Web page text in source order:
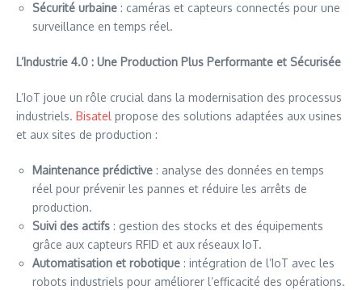
Sécurité urbaine : caméras et capteurs connectés pour une
surveillance en temps réel.
L’Industrie 4.0 : Une Production Plus Performante et Sécurisée
L’IoT joue un rôle crucial dans la modernisation des processus
industriels. Bisatel propose des solutions adaptées aux usines
et aux sites de production :
Maintenance prédictive : analyse des données en temps
réel pour prévenir les pannes et réduire les arrêts de
production.
Suivi des actifs : gestion des stocks et des équipements
grâce aux capteurs RFID et aux réseaux IoT.
Automatisation et robotique : intégration de l’IoT avec les
robots industriels pour améliorer l’efficacité des opérations.